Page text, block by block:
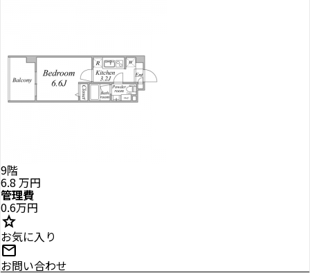
9階
6.8 万円
管理費
0.6万円
star
お気に入り
mail
お問い合わせ